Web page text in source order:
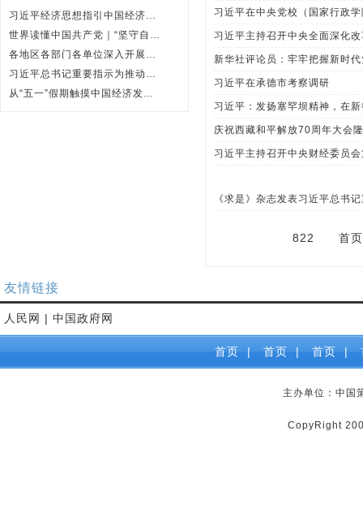
习近平经济思想指引中国经济高质量
世界读懂中国共产党｜“坚守自己的文
各地区各部门各单位深入开展学习教
习近平总书记重要指示为推动哲学社
从“五一”假期触摸中国经济发展脉
习近平在中央党校（国家行政
习近平主持召开中央全面深化
新华社评论员：牢牢把握新时
习近平在承德市考察调研
习近平：发扬塞罕坝精神，在
庆祝西藏和平解放70周年大会
习近平主持召开中央财经委员
《求是》杂志发表习近平总书
822 首页
友情链接
人民网 | 中国政府网
首页 | 首页 | 首页 |
主办单位：中国
CopyRight